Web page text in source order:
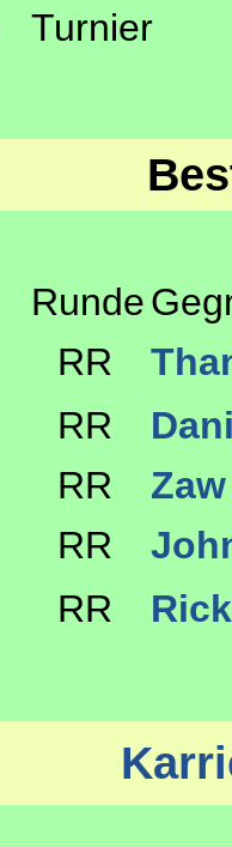
Turnier
Runde
RR
RR
RR
RR
RR